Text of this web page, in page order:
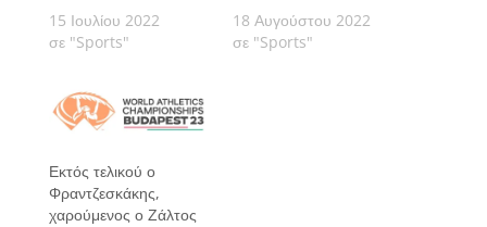
15 Ιουλίου 2022
σε "Sports"
18 Αυγούστου 2022
σε "Sports"
Εκτός τελικού ο
Φραντζεσκάκης,
χαρούμενος ο Ζάλτος